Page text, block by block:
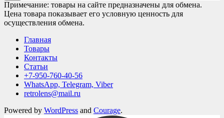
Примечание: товары на сайте предназначены для обмена.
Цена товара показывает его условную ценность для
осуществления обмена.
Главная
Товары
Контакты
Статьи
+7-950-760-40-56
WhatsApp, Telegram, Viber
retrolens@mail.ru
Powered by WordPress and Courage.